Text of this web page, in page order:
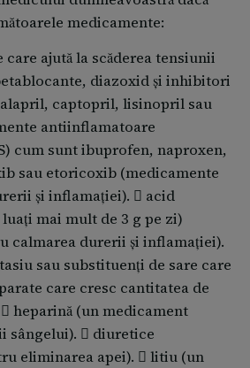
suplimentare cu privire la
vă medicului
farmacistului.
ați putea rămâne) gravidă.
gravidă în 3 luni sau mai
vătămări grave copilului
este utilizat în această perioadă
sarcina).
dumneavoastră să vă
vă efectueze unele analize dacă
aceste stări.
efectueze o operație, spuneți
sau stomatologului că luați
este necesar întrucât Tandesar
unele anestezice poate cauza o
arteriale.
medicamente:
ajută la scăderea tensiunii
diazoxid și inhibitori
captopril, lisinopril sau
antiinflamatoare
cum sunt ibuprofen, naproxen,
sau etoricoxib (medicamente
și inflamației).  acid
mai mult de 3 g pe zi)
calmarea durerii și inflamației).
sau substituenți de sare care
care cresc cantitatea de
heparină (un medicament
sângelui).  diuretice
eliminarea apei).  litiu (un